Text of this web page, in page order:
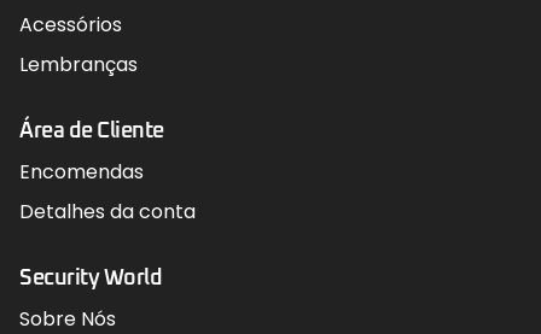
Acessórios
Lembranças
Área de Cliente
Encomendas
Detalhes da conta
Security World
Sobre Nós